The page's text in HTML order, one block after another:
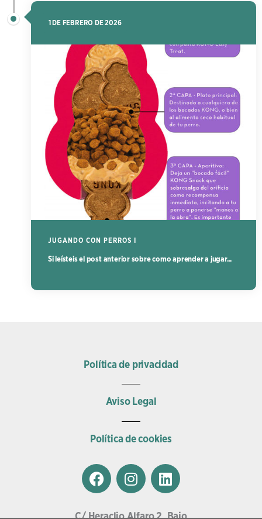
1 DE FEBRERO DE 2026
JUGANDO CON PERROS I
Si leísteis el post anterior sobre como aprender a jugar...
Política de privacidad
Aviso Legal
Política de cookies
F
a
e
I
n
t
L
i
k
C/ Heraclio Alfaro 2, Bajo